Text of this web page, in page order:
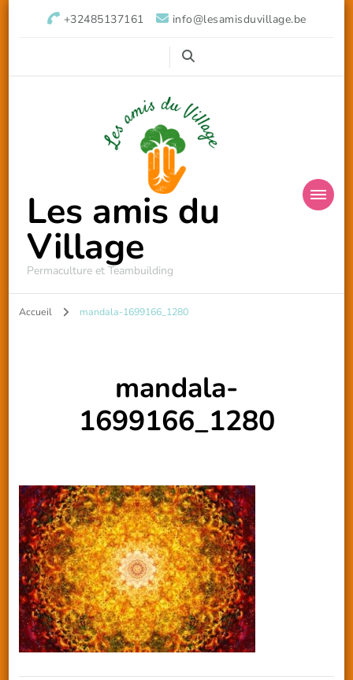
+32485137161 info@lesamisduvillage.be
Les amis du
Village
Permaculture et Teambuilding
Accueil mandala-1699166_1280
mandala-
1699166_1280